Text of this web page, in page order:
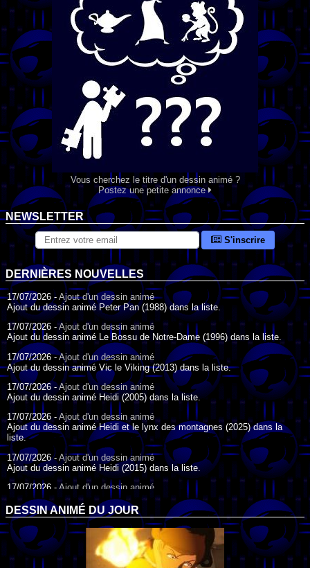
Vous cherchez le titre d'un dessin animé ?
Postez une petite annonce
NEWSLETTER
S'inscrire
DERNIÈRES NOUVELLES
17/07/2026 - Ajout d'un dessin animé
Ajout du dessin animé Peter Pan (1988) dans la liste.
17/07/2026 -Ajout d'un dessin animé
Ajout du dessin animé Le Bossu de Notre-Dame (1996) dans la liste.
17/07/2026 -Ajout d'un dessin animé
Ajout du dessin animé Vic le Viking (2013) dans la liste.
17/07/2026 -Ajout d'un dessin animé
Ajout du dessin animé Heidi (2005) dans la liste.
17/07/2026 -Ajout d'un dessin animé
Ajout du dessin animé Heidi et le lynx des montagnes (2025) dans la
liste.
17/07/2026 - Ajout d'un dessin animé
Ajout du dessin animé Heidi (2015) dans la liste.
17/07/2026 - Ajout d'un dessin animé
Ajout du dessin animé Heidi (1995) dans la liste.
09/07/2026 -Ajout d'un dessin animé
Ajout du dessin animé Genki l'Aventurier de la Chance (2006) dans la
liste.
04/07/2026 -Ajout d'un dessin animé
DESSIN ANIMÉ DU JOUR